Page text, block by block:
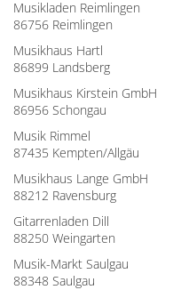
Musikladen Reimlingen
86756 Reimlingen
Musikhaus Hartl
86899 Landsberg
Musikhaus Kirstein GmbH
86956 Schongau
Musik Rimmel
87435 Kempten/Allgäu
Musikhaus Lange GmbH
88212 Ravensburg
Gitarrenladen Dill
88250 Weingarten
Musik-Markt Saulgau
88348 Saulgau